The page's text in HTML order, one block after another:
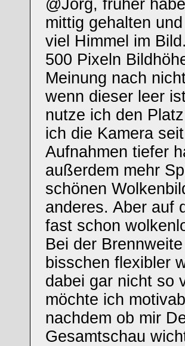
@Jörg, früher
mittig gehalten
viel Himmel im
500 Pixeln
Meinung nach
wenn dieser leer
nutze ich den
ich die Kamera
Aufnahmen tiefer
außerdem mehr
schönen
anderes. Aber auf
fast schon
Bei der
bisschen flexibler
dabei gar nicht so
möchte ich
nachdem ob mir
Gesamtschau